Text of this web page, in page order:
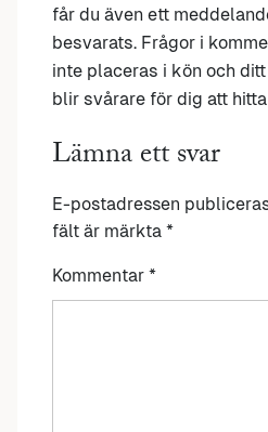
får du även ett
besvarats. Frågor i
inte placeras i kön och
blir svårare för dig att hitta
Lämna ett svar
E-postadressen
fält är märkta *
Kommentar *